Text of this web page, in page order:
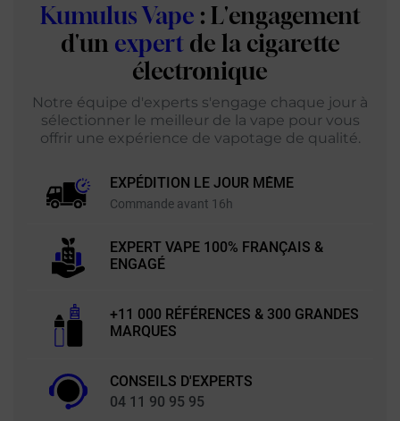
Kumulus Vape : L'engagement
d'un expert de la cigarette
électronique
Notre équipe d'experts s'engage chaque jour à
sélectionner le meilleur de la vape pour vous
offrir une expérience de vapotage de qualité.
EXPÉDITION LE JOUR MÊME
Commande avant 16h
EXPERT VAPE 100% FRANÇAIS &
ENGAGÉ
+11 000 RÉFÉRENCES & 300 GRANDES
MARQUES
CONSEILS D'EXPERTS
04 11 90 95 95